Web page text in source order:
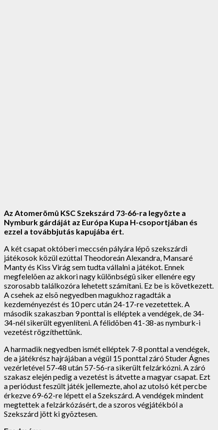
Az Atomerõmû KSC Szekszárd 73-66-ra legyõzte a
Nymburk gárdáját az Európa Kupa H-csoportjában és
ezzel a továbbjutás kapujába ért.
A két csapat októberi meccsén pályára lépõ szekszárdi
játékosok közül ezúttal Theodoreán Alexandra, Mansaré
Manty és Kiss Virág sem tudta vállalni a játékot. Ennek
megfelelõen az akkori nagy különbségû siker ellenére egy
szorosabb találkozóra lehetett számítani. Ez be is következett.
A csehek az elsõ negyedben magukhoz ragadták a
kezdeményezést és 10 perc után 24-17-re vezetettek. A
második szakaszban 9 ponttal is elléptek a vendégek, de 34-
34-nél sikerült egyenlíteni. A félidõben 41-38-as nymburk-i
vezetést rögzíthettünk.
A harmadik negyedben ismét elléptek 7-8 ponttal a vendégek,
de a játékrész hajrájában a végül 15 ponttal záró Studer Ágnes
vezérletével 57-48 után 57-56-ra sikerült felzárkózni. A záró
szakasz elején pedig a vezetést is átvette a magyar csapat. Ezt
a periódust feszült játék jellemezte, ahol az utolsó két percbe
érkezve 69-62-re lépett el a Szekszárd. A vendégek mindent
megtettek a felzárkózásért, de a szoros végjátékból a
Szekszárd jött ki gyõztesen.